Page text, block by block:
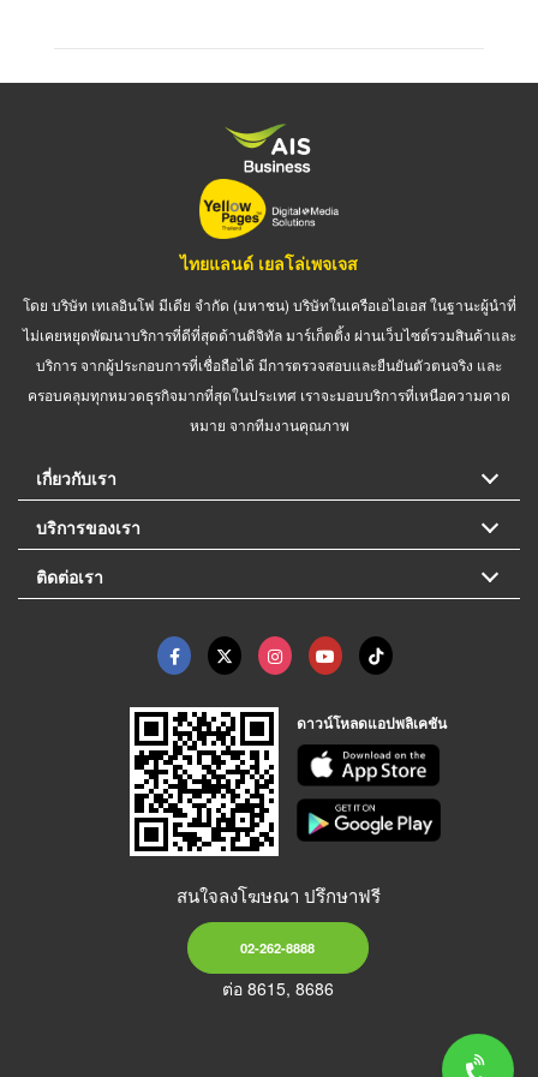
ไทยแลนด์ เยลโล่เพจเจส
โดย บริษัท เทเลอินโฟ มีเดีย จำกัด (มหาชน) บริษัทในเครือเอไอเอส ในฐานะผู้นำที่
ไม่เคยหยุดพัฒนาบริการที่ดีที่สุดด้านดิจิทัล มาร์เก็ตติ้ง ผ่านเว็บไซต์รวมสินค้าและ
บริการ จากผู้ประกอบการที่เชื่อถือได้ มีการตรวจสอบและยืนยันตัวตนจริง และ
ครอบคลุมทุกหมวดธุรกิจมากที่สุดในประเทศ เราจะมอบบริการที่เหนือความคาด
หมาย จากทีมงานคุณภาพ
เกี่ยวกับเรา
บริการของเรา
ติดต่อเรา
ดาวน์โหลดแอปพลิเคชัน
สนใจลงโฆษณา ปรึกษาฟรี
02-262-8888
ต่อ 8615, 8686